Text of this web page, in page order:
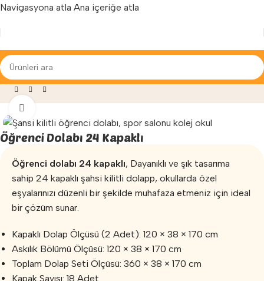
Navigasyona atla Ana içeriğe atla
»Okul ve Anaokulu Mobilyaları
Öğrenci Dolabı 24 Kapaklı
Öğrenci dolabı 24 kapaklı, Dayanıklı ve şık tasarıma
sahip 24 kapaklı şahsi kilitli dolapp, okullarda özel
eşyalarınızı düzenli bir şekilde muhafaza etmeniz için ideal
bir çözüm sunar.
Kapaklı Dolap Ölçüsü (2 Adet): 120 × 38 × 170 cm
Askılık Bölümü Ölçüsü: 120 × 38 × 170 cm
Toplam Dolap Seti Ölçüsü: 360 × 38 × 170 cm
Kapak Sayısı: 18 Adet